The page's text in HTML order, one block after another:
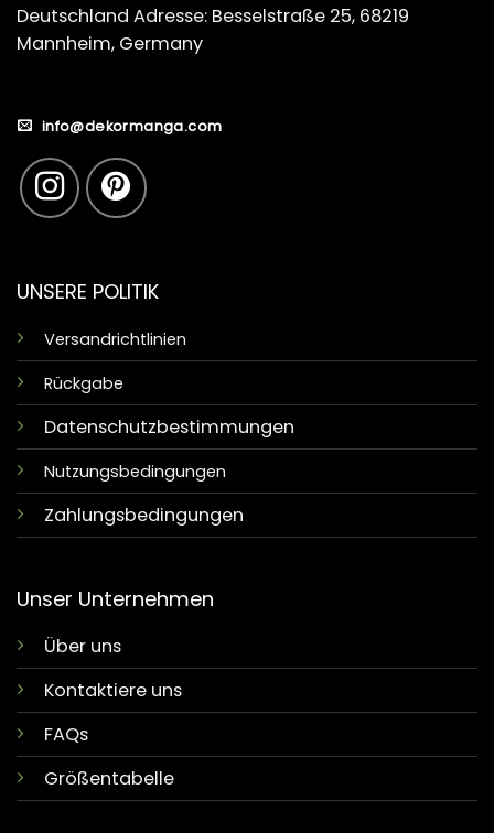
Deutschland Adresse: Besselstraße 25, 68219
Mannheim, Germany
info@dekormanga.com
UNSERE POLITIK
Versandrichtlinien
Rückgabe
Datenschutzbestimmungen
Nutzungsbedingungen
Zahlungsbedingungen
Unser Unternehmen
Über uns
Kontaktiere uns
FAQs
Größentabelle